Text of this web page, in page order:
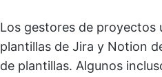
Los gestores de proyectos
plantillas de Jira y Notion
de plantillas. Algunos